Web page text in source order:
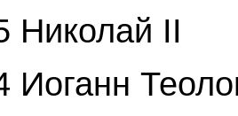
Николай II
Иоганн